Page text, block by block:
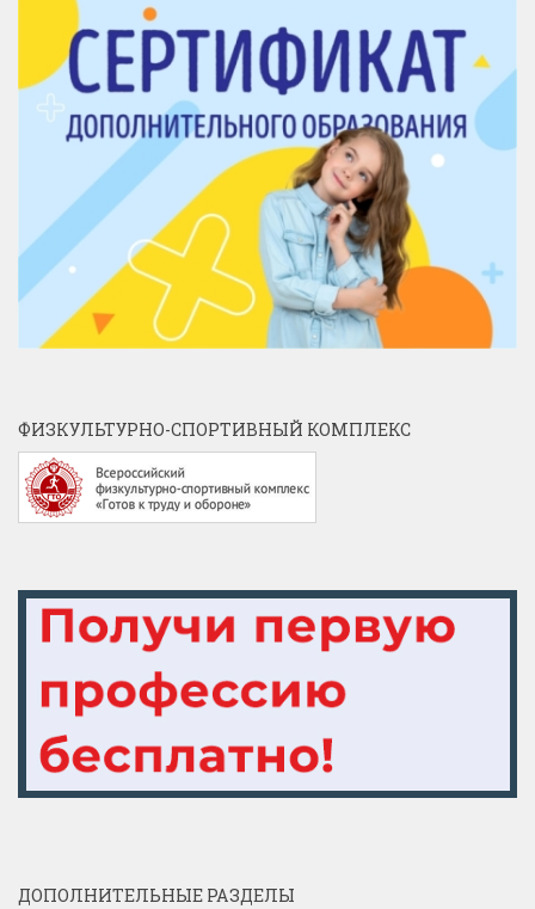
ФИЗКУЛЬТУРНО-СПОРТИВНЫЙ КОМПЛЕКС
ДОПОЛНИТЕЛЬНЫЕ РАЗДЕЛЫ